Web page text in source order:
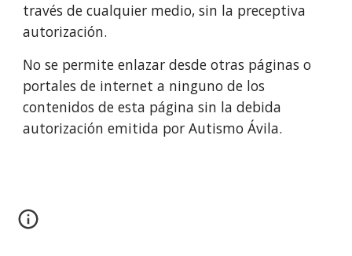
través de cualquier medio, sin la preceptiva
autorización.
No se permite enlazar desde otras páginas o
portales de internet a ninguno de los
contenidos de esta página sin la debida
autorización emitida por Autismo Ávila.